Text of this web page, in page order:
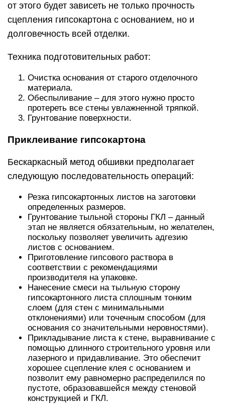
от этого будет зависеть не только прочность
сцепления гипсокартона с основанием, но и
долговечность всей отделки.
Техника подготовительных работ:
Очистка основания от старого отделочного
материала.
Обеспыливание – для этого нужно просто
протереть все стены увлажненной тряпкой.
Грунтование поверхности.
Приклеивание гипсокартона
Бескаркасный метод обшивки предполагает
следующую последовательность операций:
Резка гипсокартонных листов на заготовки
определенных размеров.
Грунтование тыльной стороны ГКЛ – данный
этап не является обязательным, но желателен,
поскольку позволяет увеличить адгезию
листов с основанием.
Приготовление гипсового раствора в
соответствии с рекомендациями
производителя на упаковке.
Нанесение смеси на тыльную сторону
гипсокартонного листа сплошным тонким
слоем (для стен с минимальными
отклонениями) или точечным способом (для
основания со значительными неровностями).
Прикладывание листа к стене, выравнивание с
помощью длинного строительного уровня или
лазерного и придавливание. Это обеспечит
хорошее сцепление клея с основанием и
позволит ему равномерно распределился по
пустоте, образовавшейся между стеновой
конструкцией и ГКЛ.